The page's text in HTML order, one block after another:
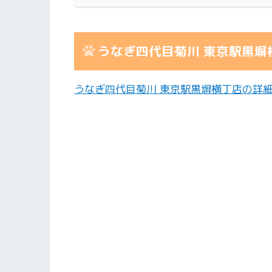
うなぎ四代目菊川 東京駅黒塀
うなぎ四代目菊川 東京駅黒塀横丁店の詳